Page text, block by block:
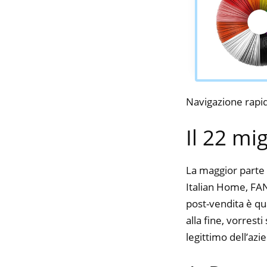
Navigazione
Il 22
La maggior
Italian Home,
post-vendita è
alla fine, vorresti
legittimo